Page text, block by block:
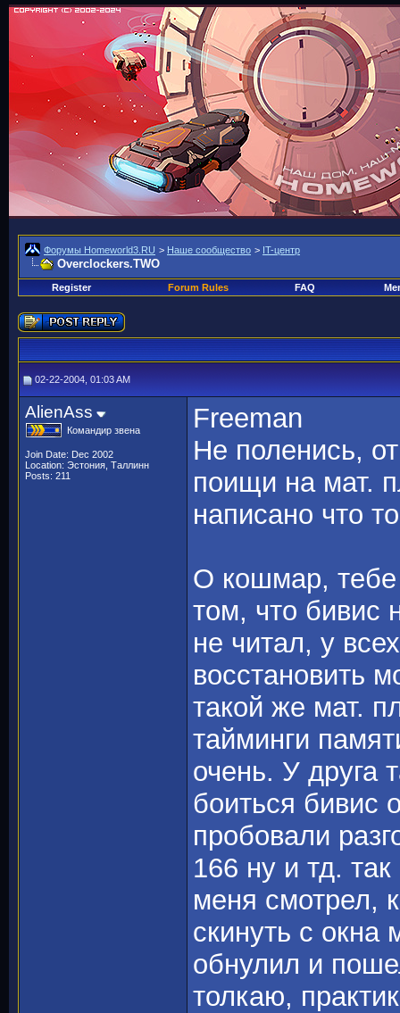
Форумы Homeworld3.RU > Наше сообщество > IT-центр
Overclockers.TWO
Register Forum Rules FAQ
02-22-2004, 01:03 AM
AlienAss
Командир звена
Join Date: Dec 2002
Location: Эстония, Таллинн
Posts: 211
Freeman
Не поленись,
поищи на мат.
написано что
О кошмар,
том, что бивис
не читал, у
восстановить
такой же мат.
тайминги
очень. У друга
боиться бивис
пробовали
166 ну и тд.
меня смотрел,
скинуть с
обнулил и
толкаю,